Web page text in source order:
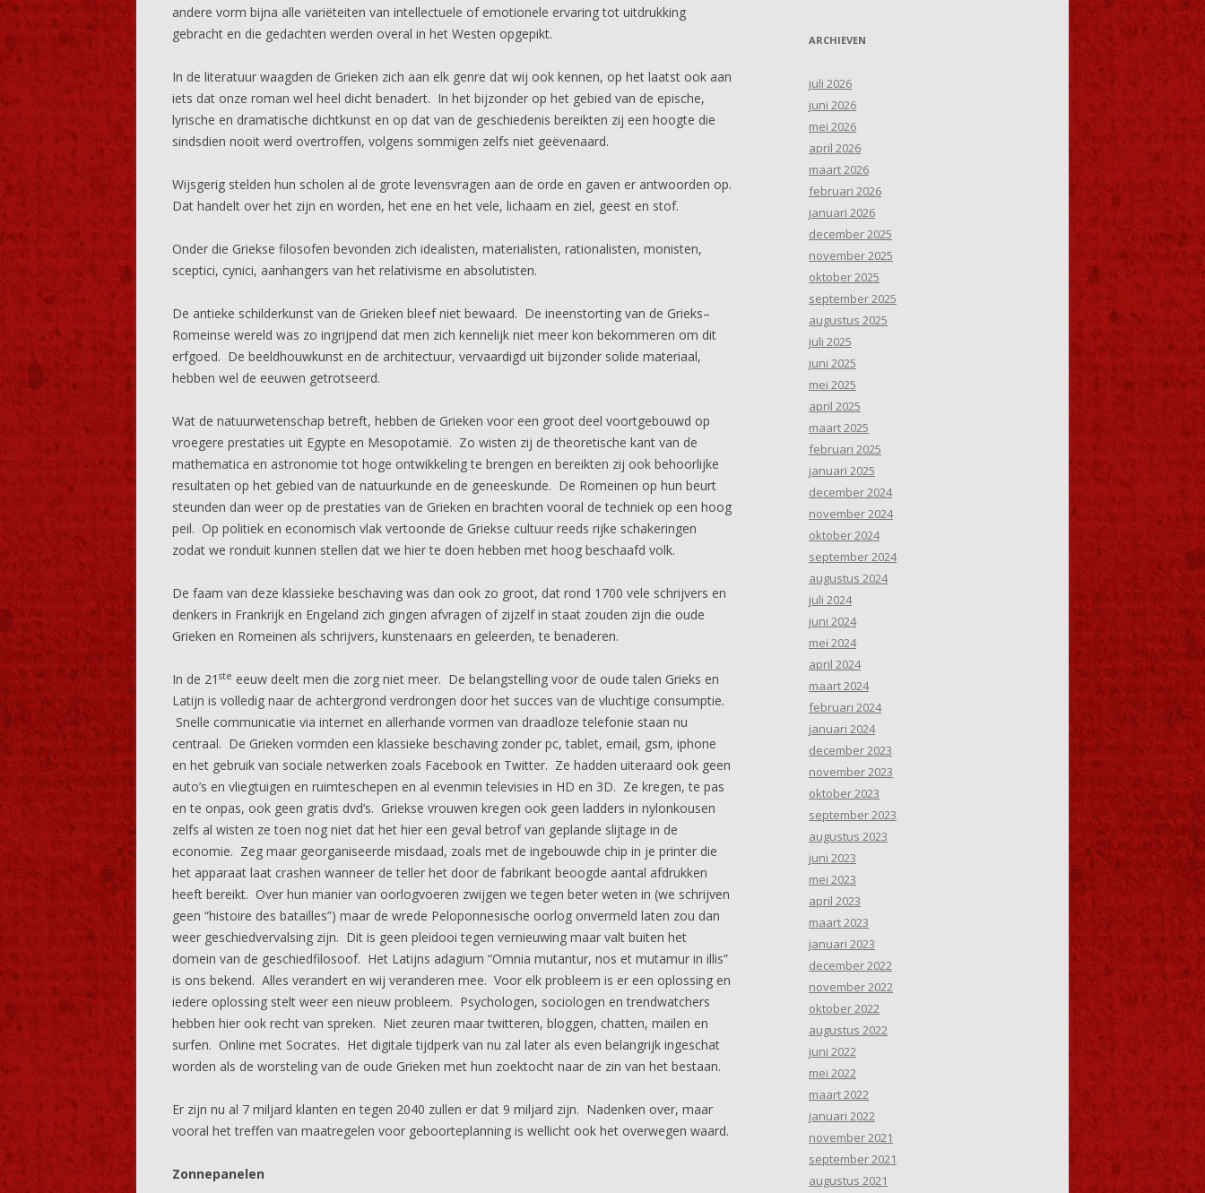
andere vorm bijna alle variëteiten van intellectuele of emotionele ervaring tot uitdrukking
gebracht en die gedachten werden overal in het Westen opgepikt.
In de literatuur waagden de Grieken zich aan elk genre dat wij ook kennen, op het laatst ook aan
iets dat onze roman wel heel dicht benadert. In het bijzonder op het gebied van de epische,
lyrische en dramatische dichtkunst en op dat van de geschiedenis bereikten zij een hoogte die
sindsdien nooit werd overtroffen, volgens sommigen zelfs niet geëvenaard.
Wijsgerig stelden hun scholen al de grote levensvragen aan de orde en gaven er antwoorden op.
Dat handelt over het zijn en worden, het ene en het vele, lichaam en ziel, geest en stof.
Onder die Griekse filosofen bevonden zich idealisten, materialisten, rationalisten, monisten,
sceptici, cynici, aanhangers van het relativisme en absolutisten.
De antieke schilderkunst van de Grieken bleef niet bewaard. De ineenstorting van de Grieks–
Romeinse wereld was zo ingrijpend dat men zich kennelijk niet meer kon bekommeren om dit
erfgoed. De beeldhouwkunst en de architectuur, vervaardigd uit bijzonder solide materiaal,
hebben wel de eeuwen getrotseerd.
Wat de natuurwetenschap betreft, hebben de Grieken voor een groot deel voortgebouwd op
vroegere prestaties uit Egypte en Mesopotamië. Zo wisten zij de theoretische kant van de
mathematica en astronomie tot hoge ontwikkeling te brengen en bereikten zij ook behoorlijke
resultaten op het gebied van de natuurkunde en de geneeskunde. De Romeinen op hun beurt
steunden dan weer op de prestaties van de Grieken en brachten vooral de techniek op een hoog
peil. Op politiek en economisch vlak vertoonde de Griekse cultuur reeds rijke schakeringen
zodat we ronduit kunnen stellen dat we hier te doen hebben met hoog beschaafd volk.
De faam van deze klassieke beschaving was dan ook zo groot, dat rond 1700 vele schrijvers en
denkers in Frankrijk en Engeland zich gingen afvragen of zijzelf in staat zouden zijn die oude
Grieken en Romeinen als schrijvers, kunstenaars en geleerden, te benaderen.
In de 21 ste eeuw deelt men die zorg niet meer. De belangstelling voor de oude talen Grieks en
Latijn is volledig naar de achtergrond verdrongen door het succes van de vluchtige consumptie.
Snelle communicatie via internet en allerhande vormen van draadloze telefonie staan nu
centraal. De Grieken vormden een klassieke beschaving zonder pc, tablet, email, gsm, iphone
en het gebruik van sociale netwerken zoals Facebook en Twitter. Ze hadden uiteraard ook geen
auto’s en vliegtuigen en ruimteschepen en al evenmin televisies in HD en 3D. Ze kregen, te pas
en te onpas, ook geen gratis dvd’s. Griekse vrouwen kregen ook geen ladders in nylonkousen
zelfs al wisten ze toen nog niet dat het hier een geval betrof van geplande slijtage in de
economie. Zeg maar georganiseerde misdaad, zoals met de ingebouwde chip in je printer die
het apparaat laat crashen wanneer de teller het door de fabrikant beoogde aantal afdrukken
heeft bereikt. Over hun manier van oorlogvoeren zwijgen we tegen beter weten in (we schrijven
geen “histoire des batailles”) maar de wrede Peloponnesische oorlog onvermeld laten zou dan
weer geschiedvervalsing zijn. Dit is geen pleidooi tegen vernieuwing maar valt buiten het
domein van de geschiedfilosoof. Het Latijns adagium “Omnia mutantur, nos et mutamur in illis”
is ons bekend. Alles verandert en wij veranderen mee. Voor elk probleem is er een oplossing en
iedere oplossing stelt weer een nieuw probleem. Psychologen, sociologen en trendwatchers
hebben hier ook recht van spreken. Niet zeuren maar twitteren, bloggen, chatten, mailen en
surfen. Online met Socrates. Het digitale tijdperk van nu zal later als even belangrijk ingeschat
worden als de worsteling van de oude Grieken met hun zoektocht naar de zin van het bestaan.
Er zijn nu al 7 miljard klanten en tegen 2040 zullen er dat 9 miljard zijn. Nadenken over, maar
vooral het treffen van maatregelen voor geboorteplanning is wellicht ook het overwegen waard.
Zonnepanelen
ARCHIEVEN
juli 2026
juni 2026
mei 2026
april 2026
maart 2026
februari 2026
januari 2026
december 2025
november 2025
oktober 2025
september 2025
augustus 2025
juli 2025
juni 2025
mei 2025
april 2025
maart 2025
februari 2025
januari 2025
december 2024
november 2024
oktober 2024
september 2024
augustus 2024
juli 2024
juni 2024
mei 2024
april 2024
maart 2024
februari 2024
januari 2024
december 2023
november 2023
oktober 2023
september 2023
augustus 2023
juni 2023
mei 2023
april 2023
maart 2023
januari 2023
december 2022
november 2022
oktober 2022
augustus 2022
juni 2022
mei 2022
maart 2022
januari 2022
november 2021
september 2021
augustus 2021